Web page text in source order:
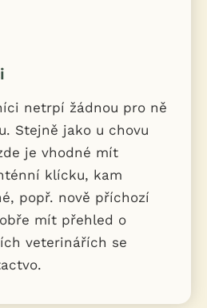
netrpí žádnou pro ně
Stejně jako u chovu
je vhodné mít
klícku, kam
popř. nově příchozí
mít přehled o
veterinářích se